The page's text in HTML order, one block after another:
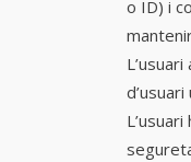
o ID) i